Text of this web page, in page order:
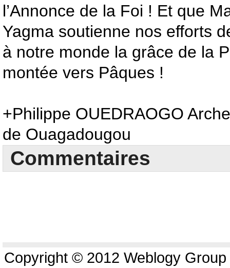
l’Annonce de la Foi ! Et que
Yagma soutienne nos efforts
à notre monde la grâce de la
montée vers Pâques !
+Philippe OUEDRAOGO
de Ouagadougou
Commentaires
Copyright © 2012 Weblogy